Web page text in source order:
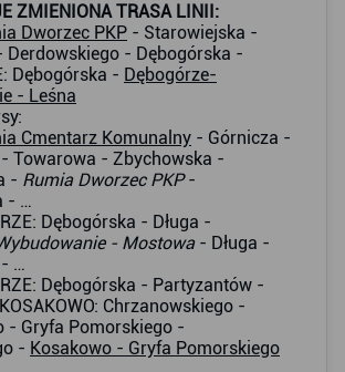
ZMIENIONA TRASA LINII:
Dworzec PKP - Starowiejska -
Derdowskiego - Dębogórska -
Dębogórska - Dębogórze-
- Leśna
Cmentarz Komunalny - Górnicza -
Towarowa - Zbychowska -
- Rumia Dworzec PKP-
- …
Dębogórska - Długa -
- Mostowa- Długa -
…
Dębogórska - Partyzantów -
Chrzanowskiego -
- Gryfa Pomorskiego -
- Kosakowo - Gryfa Pomorskiego